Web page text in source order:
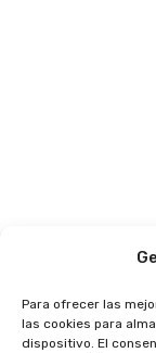
Para ofrecer las
las cookies para
dispositivo. El